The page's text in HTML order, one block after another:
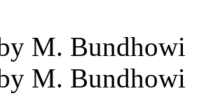
M. Bundhowi
M. Bundhowi